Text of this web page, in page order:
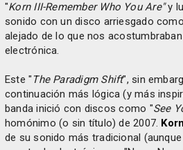
"Korn III-Remember Who You Are"y
sonido con un disco arriesgado
alejado de lo que nos
electrónica.
Este " The Paradigm Shift", sin
continuación más lógica (y más
banda inició con discos como "See
homónimo (o sin título) de 2007. Korn
de su sonido más tradicional